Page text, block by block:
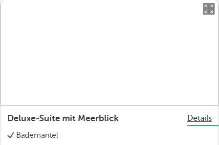
Deluxe-Suite mit Meerblick
Details
Bademantel